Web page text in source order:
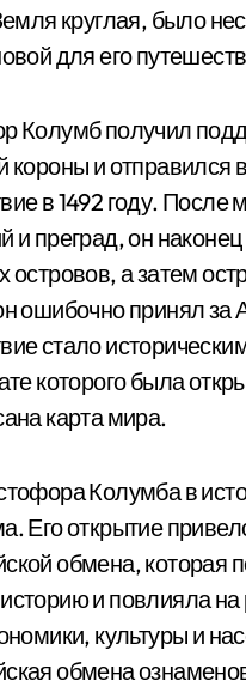
круглая, было
для его
Колумб получил
короны и отправился
в 1492 году. После
и преград, он наконец
островов, а затем
ошибочно принял за
стало
которого была
карта мира.
Колумба в
Его открытие
обмена, которая
и повлияла на
культуры и
обмена